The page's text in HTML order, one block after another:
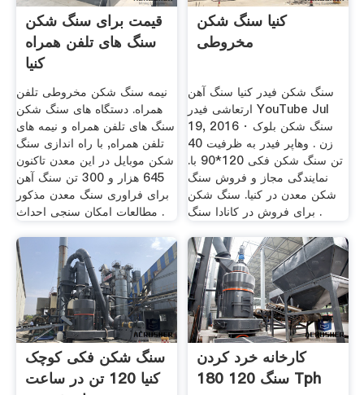
قیمت برای سنگ شکن
سنگ های تلفن همراه
کنیا
نیمه سنگ شکن مخروطی تلفن
همراه. دستگاه های سنگ شکن
سنگ های تلفن همراه و نیمه های
تلفن همراه, با راه اندازی سنگ
شکن موبایل در این معدن تاکنون
645 هزار و 300 تن سنگ آهن
برای فراوری سنگ معدن مذکور
مطالعات امکان سنجی احداث .
کنیا سنگ شکن
مخروطی
سنگ شکن فیدر کنیا ‫سنگ آهن
ارتعاشی فیدر‬‎ YouTube Jul
19, 2016 · سنگ شکن بلوک
زن . وهاپر فیدر به ظرفیت 40
تن سنگ شکن فکی 120*90 با.
نمایندگی مجاز و فروش سنگ
شکن معدن در کنیا. سنگ شکن
برای فروش در کانادا سنگ .
سنگ شکن فکی کوچک
کنیا 120 تن در ساعت
کارخانه خرد کردن
سنگ 120 180 Tph